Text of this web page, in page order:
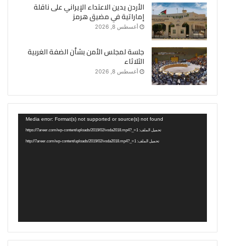
الأردن يدين الاعتداء الإيراني على ناقلة
إماراتية في مضيق هرمز
أغسطس 8, 2026
جلسة لمجلس الأمن بشأن الضفة الغربية
الثلاثاء
أغسطس 8, 2026
Media error: Format(s) not supported or source(s) not found
تحميل الملف: https://7areer.com/wp-content/uploads/2019/02/voda2018.mp4?_=1
تحميل الملف: http://7areer.com/wp-content/uploads/2019/02/voda2018.mp4?_=1